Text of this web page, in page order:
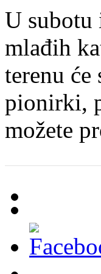
U subotu
mlađih
terenu
pionirki,
možete